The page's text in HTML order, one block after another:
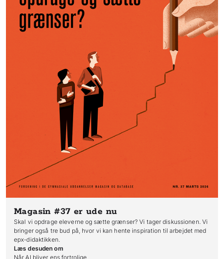
Magasin #37 er ude nu
Skal vi opdrage eleverne og sætte grænser? Vi tager diskussionen. Vi
bringer også tre bud på, hvor vi kan hente inspiration til arbejdet med
epx-didaktikken.
Læs desuden om
Når AI bliver ens fortrolige